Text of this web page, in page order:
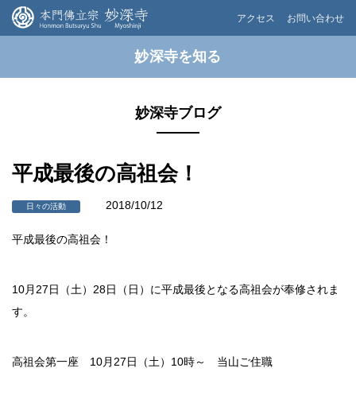
アクセス お問い合わせ
妙深寺を知る
妙深寺ブログ
平成最後の高祖会！
日々の活動 2018/10/12
平成最後の高祖会！
10月27日（土）28日（日）に平成最後となる高祖会が奉修されま
す。
高祖会第一座 10月27日（土）10時～ 当山ご住職